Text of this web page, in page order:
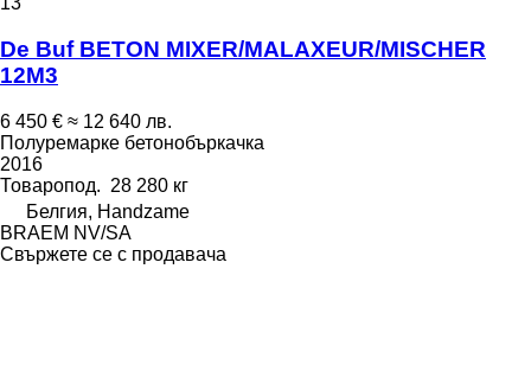
De Buf BETON MIXER/MALAXEUR/MISCHER
12M3
6 450 € ≈ 12 640 лв.
Полуремарке бетонобъркачка
2016
Товаропод. 28 280 кг
Белгия, Handzame
BRAEM NV/SA
Свържете се с продавача